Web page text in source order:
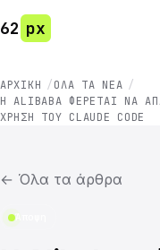
62 px
ΑΡΧΙΚΉ
ΌΛΑ ΤΑ ΝΈΑ
Η ALIBABA ΦΈΡΕΤΑΙ ΝΑ
ΧΡΉΣΗ ΤΟΥ CLAUDE CODE
← Όλα τα άρθρα